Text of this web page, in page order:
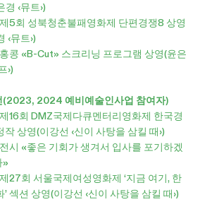
경 ‹뮤트›)
5회 성북청춘불패영화제 단편경쟁8 상영
‹뮤트›)
콩 «B-Cut» 스크리닝 프로그램 상영(윤은
›)
(2023, 2024 예비예술인사업 참여자)
16회 DMZ국제다큐멘터리영화제 한국경
작 상영(이강선 ‹신이 사탕을 삼킬 때›)
시 «좋은 기회가 생겨서 입사를 포기하겠
»
27회 서울국제여성영화제 ‘지금 여기, 한
’ 섹션 상영(이강선 ‹신이 사탕을 삼킬 때›)